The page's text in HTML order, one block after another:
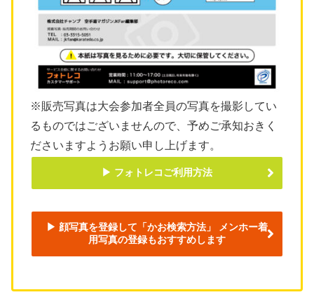
※販売写真は大会参加者全員の写真を撮影してい
るものではございませんので、予めご承知おきく
ださいますようお願い申し上げます。
▶︎ フォトレコご利用方法
▶︎ 顔写真を登録して「かお検索方法」 メンホー着
用写真の登録もおすすめします